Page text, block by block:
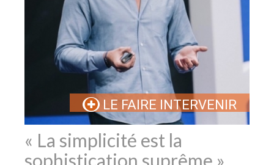
LE FAIRE INTERVENIR
« La simplicité est la
sophistication suprême »